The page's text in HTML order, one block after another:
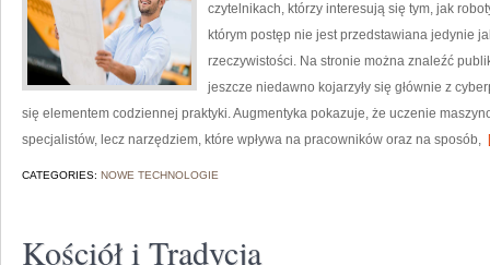
czytelnikach, którzy interesują się tym, jak
którym postęp nie jest przedstawiana jedynie
rzeczywistości. Na stronie można znaleźć
jeszcze niedawno kojarzyły się głównie z
się elementem codziennej praktyki. Augmentyka pokazuje, że uczenie
specjalistów, lecz narzędziem, które wpływa na pracowników oraz na sposób,
CATEGORIES: NOWE TECHNOLOGIE
Kościół i Tradycja